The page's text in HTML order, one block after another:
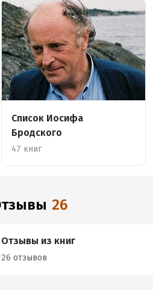
Cписок Иосифа
Бродского
47 книг
Отзывы 26
Отзывы из книг
26 отзывов